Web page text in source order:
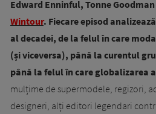
Edward Enninful, Tonne
Wintour. Fiecare episod
al decadei, de la felul în care
(și viceversa), până la curentul
până la felul în care globalizarea
mulțime de supermodele, regizori,
designeri, alți editori legendari